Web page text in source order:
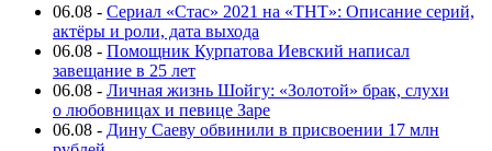
06.08 - Сериал «Стас» 2021 на «ТНТ»: Описание серий,
актёры и роли, дата выхода
06.08 - Помощник Курпатова Иевский написал
завещание в 25 лет
06.08 - Личная жизнь Шойгу: «Золотой» брак, слухи
о любовницах и певице Заре
06.08 - Дину Саеву обвинили в присвоении 17 млн